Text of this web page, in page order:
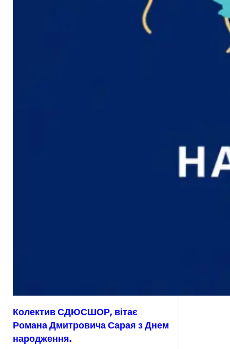
Колектив СДЮСШОР, вітає
Романа Дмитровича Сарая з Днем
народження.